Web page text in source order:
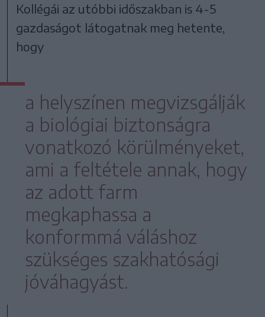
Kollégái az utóbbi időszakban is 4-5
gazdaságot látogatnak meg hetente,
hogy
a helyszínen megvizsgálják
a biológiai biztonságra
vonatkozó körülményeket,
ami a feltétele annak, hogy
az adott farm
megkaphassa a
konformmá váláshoz
szükséges szakhatósági
jóváhagyást.